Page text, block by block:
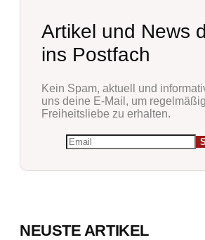
Artikel und News
ins Postfach
Kein Spam, aktuell und
uns deine E-Mail, um
Freiheitsliebe zu erhalten.
NEUSTE ARTIKEL